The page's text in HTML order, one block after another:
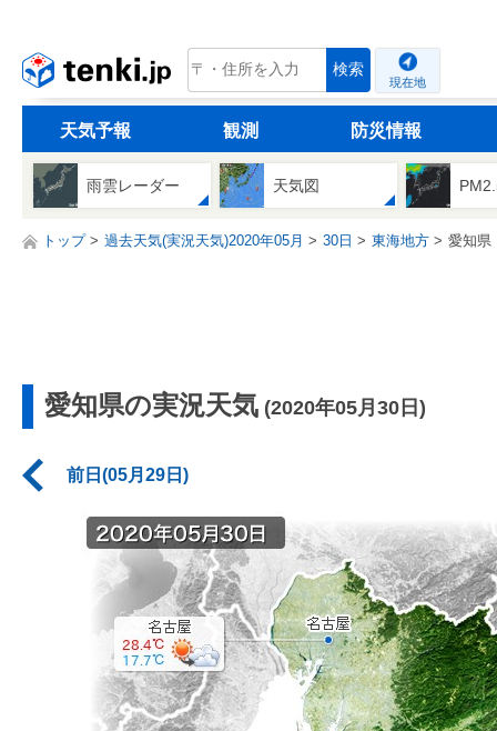
tenki.jp 検索
現在地
天気予報 観測 防災情報
雨雲レーダー 天気図
トップ 過去天気(実況天気)2020年05月 30日 東海地方 愛知県
愛知県の実況天気 (2020年05月30日)
前日(05月29日)